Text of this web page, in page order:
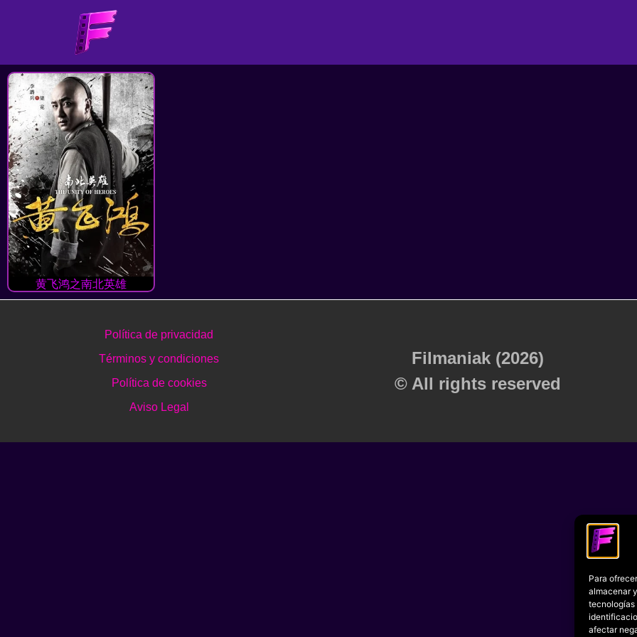
Para
almacenar
tecnologías
afectar
黄飞鸿之南北英雄
Política de privacidad
Términos y condiciones
Política de cookies
Aviso Legal
Filmaniak (2026)
© All rights reserved